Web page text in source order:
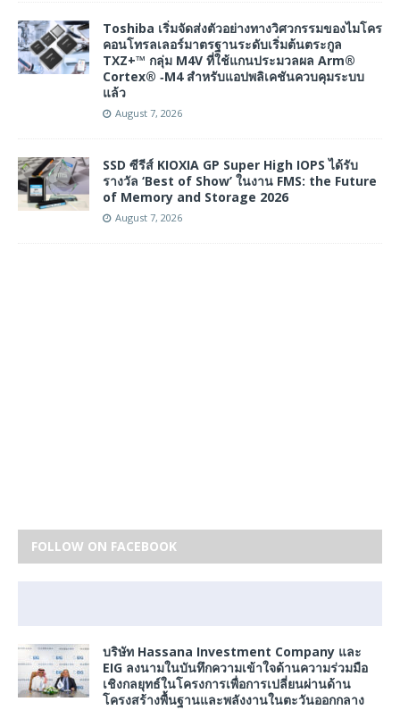
Toshiba เริ่มจัดส่งตัวอย่างทางวิศวกรรมของไมโคร
คอนโทรลเลอร์มาตรฐานระดับเริ่มต้นตระกูล
TXZ+™ กลุ่ม M4V ที่ใช้แกนประมวลผล Arm®
Cortex® ‑M4 สำหรับแอปพลิเคชันควบคุมระบบ
แล้ว
August 7, 2026
SSD ซีรีส์ KIOXIA GP Super High IOPS ได้รับ
รางวัล ‘Best of Show’ ในงาน FMS: the Future
of Memory and Storage 2026
August 7, 2026
FOLLOW ON FACEBOOK
บริษัท Hassana Investment Company และ
EIG ลงนามในบันทึกความเข้าใจด้านความร่วมมือ
เชิงกลยุทธ์ในโครงการเพื่อการเปลี่ยนผ่านด้าน
โครงสร้างพื้นฐานและพลังงานในตะวันออกกลาง